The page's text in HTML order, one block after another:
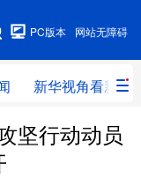
网站无障碍
PC版本
新华视角看新疆
新华视角看新疆
坚行动动员